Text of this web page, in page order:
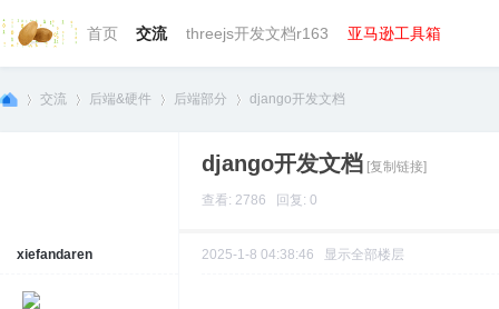
首页 交流 threejs开发文档r163 亚马逊工具箱
交流 后端&硬件 后端部分
›
django开发文档
django开发文档 [复制链接]
查看: 2786 回复: 0
xiefandaren 2025-1-8 04:38:46 显示全部楼层